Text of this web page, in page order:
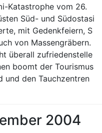
Katastrophe vom 26.
Süd- und Südostasi
mit Gedenkfeiern, S
von Massengräbern.
überall zufriedenstelle
boomt der Tourismus
und den Tauchzentren
2004